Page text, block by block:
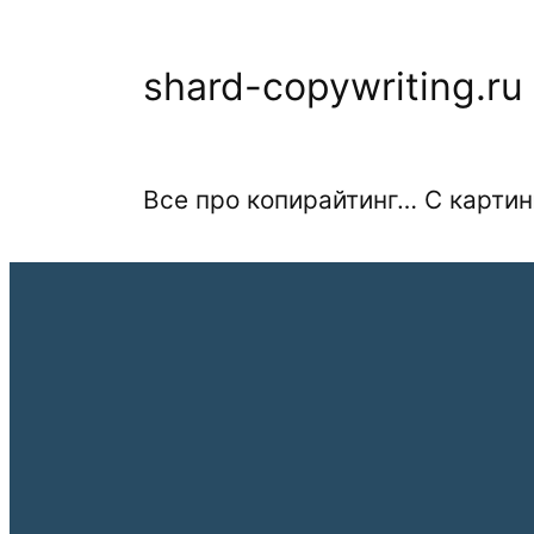
содержимомуshard-copywriting.ru
Все про копирайтинг… С